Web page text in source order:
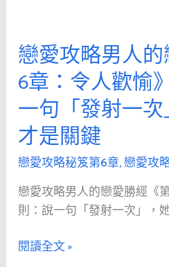
戀愛攻略男人
6章：令人歡愉
一句「發射一
才是關鍵
戀愛攻略秘笈第6章,戀愛攻
戀愛攻略男人的戀愛勝經《
則：說一句「發射一次」
戀
愛
攻
略
男
人
的
戀
愛
勝
經
《第
閱讀全文 »